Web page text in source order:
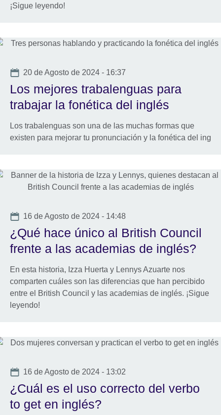
¡Sigue leyendo!
Date
20 de Agosto de 2024 - 16:37
Los mejores trabalenguas para
trabajar la fonética del inglés
Los trabalenguas son una de las muchas formas que
existen para mejorar tu pronunciación y la fonética del ing
Date
16 de Agosto de 2024 - 14:48
¿Qué hace único al British Council
frente a las academias de inglés?
En esta historia, Izza Huerta y Lennys Azuarte nos
comparten cuáles son las diferencias que han percibido
entre el British Council y las academias de inglés. ¡Sigue
leyendo!
Date
16 de Agosto de 2024 - 13:02
¿Cuál es el uso correcto del verbo
to get en inglés?